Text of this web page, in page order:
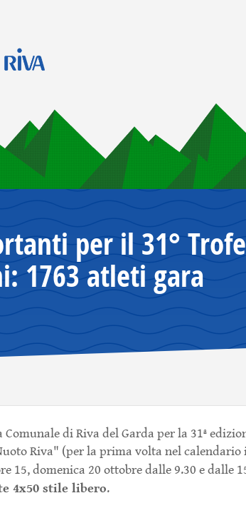
per il 31°
1763 atleti gara
di Riva del Garda per la 31ª
Riva" (per la prima volta nel
15, domenica 20 ottobre dalle 9.30 e dalle
4x50 stile libero.